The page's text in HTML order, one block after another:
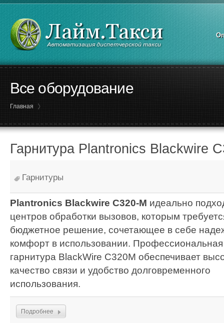
Все оборудование
Главная
Гарнитура Plantronics Blackwire
Гарнитуры
Plantronics Blackwire C320-M идеально
центров обработки вызовов, которым
бюджетное решение, сочетающее в себе
комфорт в использовании. Профессиональная
гарнитура BlackWire C320M обеспечивает
качество связи и удобство долговременного
использования.
Подробнее